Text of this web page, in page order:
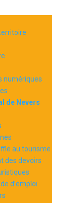
numériques
de Nevers
au tourisme
des devoirs
d’emploi